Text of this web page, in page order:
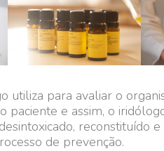
para avaliar o
paciente e assim, o
de prevenção.